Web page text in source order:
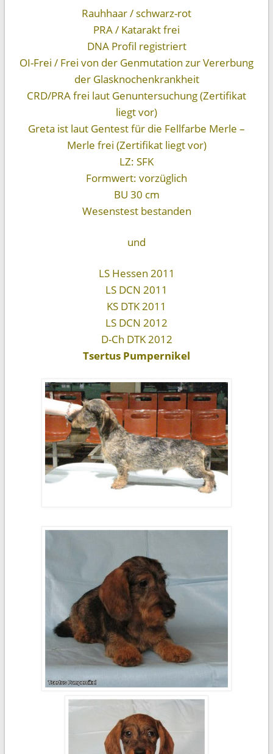
Rauhhaar / schwarz-rot
PRA / Katarakt frei
DNA Profil registriert
OI-Frei / Frei von der Genmutation zur Vererbung
der Glasknochenkrankheit
CRD/PRA frei laut Genuntersuchung (Zertifikat
liegt vor)
Greta ist laut Gentest für die Fellfarbe Merle –
Merle frei (Zertifikat liegt vor)
LZ: SFK
Formwert: vorzüglich
BU 30 cm
Wesenstest bestanden
und
LS Hessen 2011
LS DCN 2011
KS DTK 2011
LS DCN 2012
D-Ch DTK 2012
Tsertus Pumpernikel